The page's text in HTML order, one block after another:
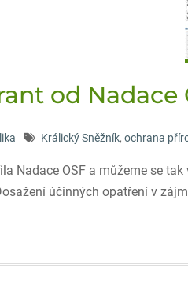
od
Králický Sněžník, ochrana
Nadace OSF a můžeme se
účinných opatření v